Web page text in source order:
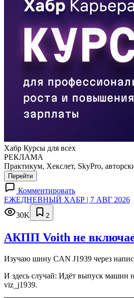
Хабр Курсы для всех
РЕКЛАМА
Практикум, Хекслет, SkyPro,
Перейти
Комментировать
ЕЖЕДНЕВНЫЙ ХАБР | 7 АВГ 2026
30K
2
АКПП Voith не
Изучаю шину CAN J1939 через
И здесь случай: Идёт выпуск машин
viz_j1939.